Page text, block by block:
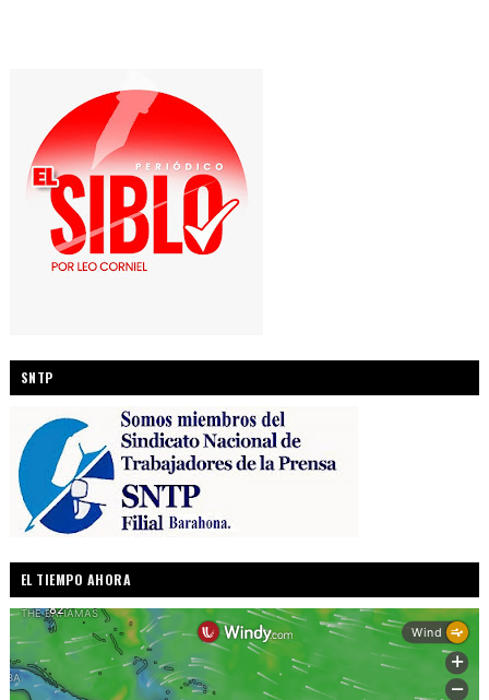
SNTP
EL TIEMPO AHORA